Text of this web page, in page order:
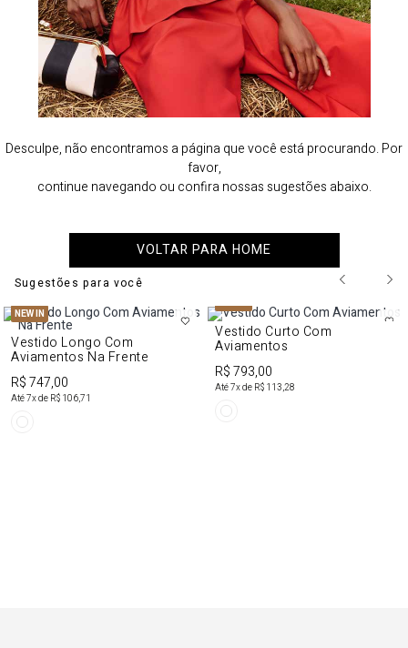
Desculpe, não encontramos a página que você está procurando. Por
favor,
continue navegando ou confira nossas sugestões abaixo.
VOLTAR PARA HOME
Sugestões para você
NEW IN
Vestido Longo Com
Aviamentos Na Frente
R$ 747,00
Até7x de R$ 106,71
NEW IN
Vestido Curto Com
Aviamentos
R$ 793,00
Até7x de R$ 113,28